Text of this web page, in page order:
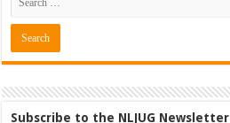
Subscribe to the NLJUG Newsletter